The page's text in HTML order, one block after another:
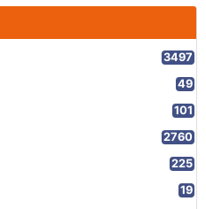
3497
49
101
2760
225
19